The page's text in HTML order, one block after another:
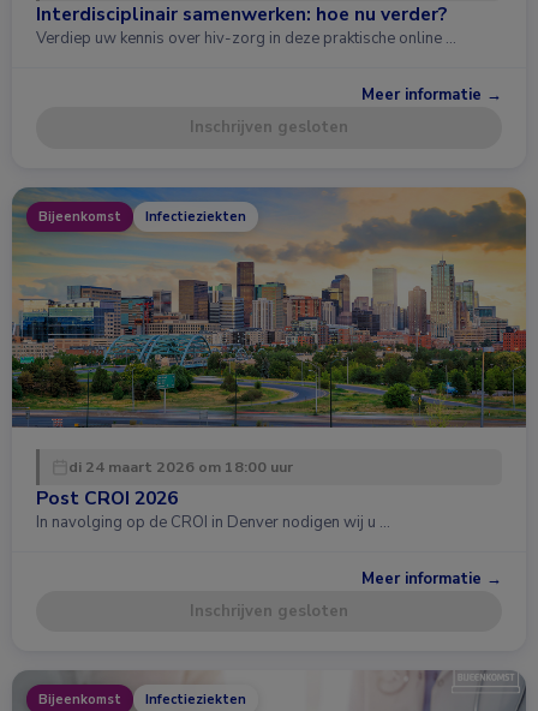
Interdisciplinair samenwerken: hoe nu verder?
Verdiep uw kennis over hiv-zorg in deze praktische online …
Meer informatie →
Inschrijven gesloten
Bijeenkomst Infectieziekten
di 24 maart 2026 om 18:00 uur
Post CROI 2026
In navolging op de CROI in Denver nodigen wij u …
Meer informatie →
Inschrijven gesloten
Bijeenkomst Infectieziekten